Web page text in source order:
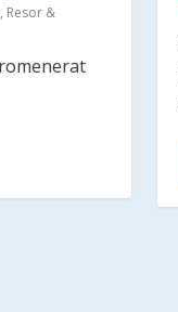
, Resor &